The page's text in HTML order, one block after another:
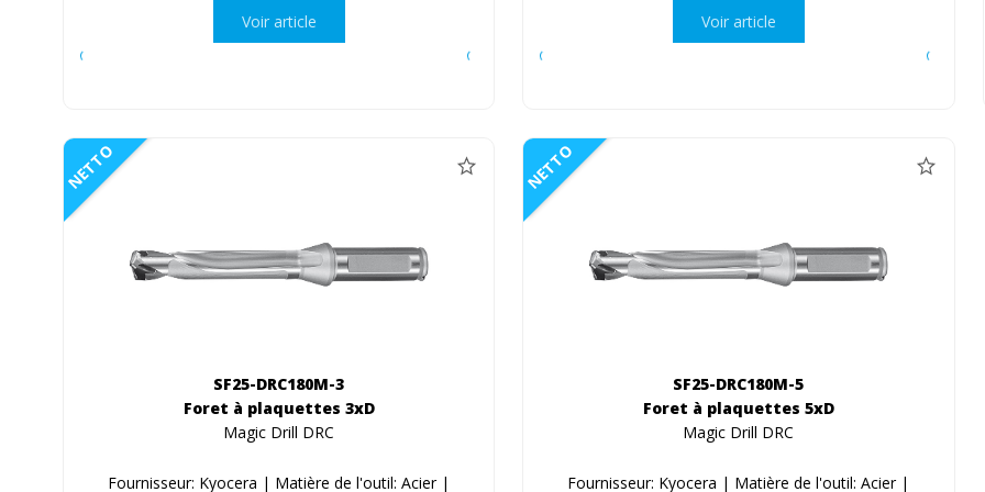
Voir article Voir article
NETTO
SF25-DRC180M-3
Foret à plaquettes 3xD
Magic Drill DRC
Fournisseur: Kyocera | Matière de l'outil: Acier |
NETTO
SF25-DRC180M-5
Foret à plaquettes 5xD
Magic Drill DRC
Fournisseur: Kyocera | Matière de l'outil: Acier |